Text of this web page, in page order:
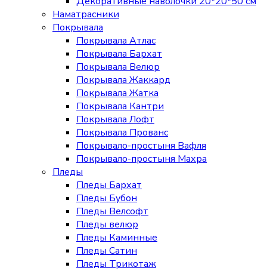
Наматрасники
Покрывала
Покрывала Атлас
Покрывала Бархат
Покрывала Велюр
Покрывала Жаккард
Покрывала Жатка
Покрывала Кантри
Покрывала Лофт
Покрывала Прованс
Покрывало-простыня Вафля
Покрывало-простыня Махра
Пледы
Пледы Бархат
Пледы Бубон
Пледы Велсофт
Пледы велюр
Пледы Каминные
Пледы Сатин
Пледы Трикотаж